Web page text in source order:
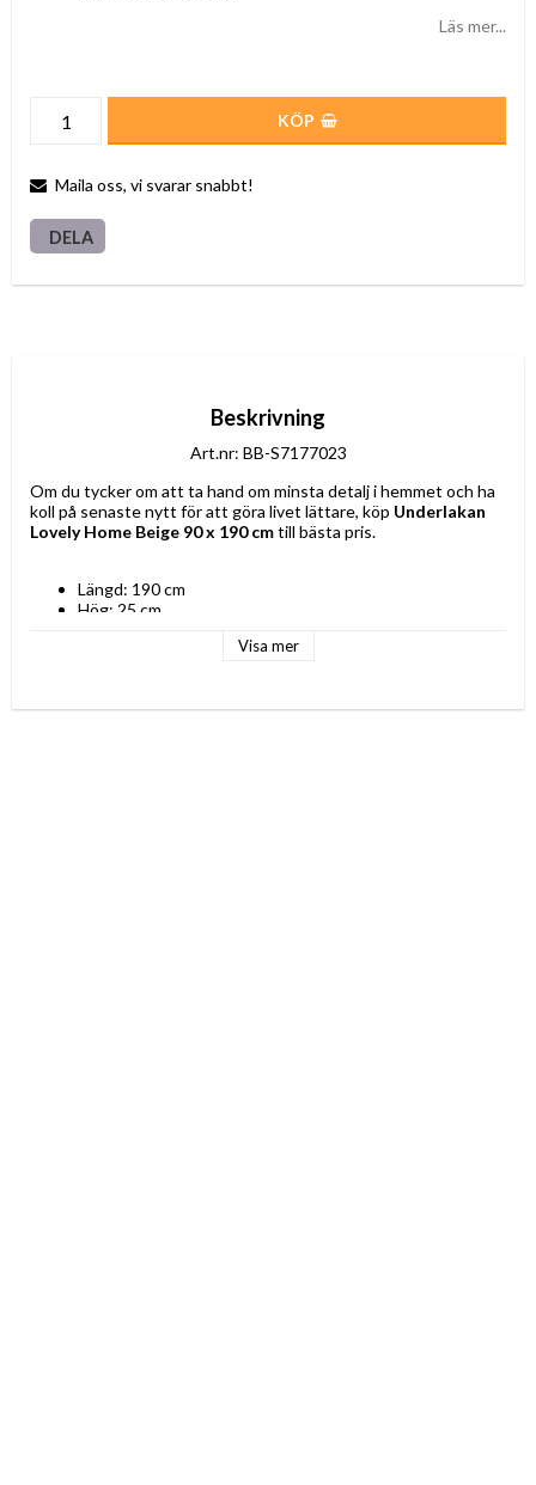
Läs mer...
KÖP
Maila oss, vi svarar snabbt!
DELA
Beskrivning
Art.nr: BB-S7177023
Om du tycker om att ta hand om minsta detalj i hemmet och ha
koll på senaste nytt för att göra livet lättare, köp Underlakan
Lovely Home Beige 90 x 190 cm till bästa pris.
Längd: 190 cm
Hög: 25 cm
Material: 100% bomull
Visa mer